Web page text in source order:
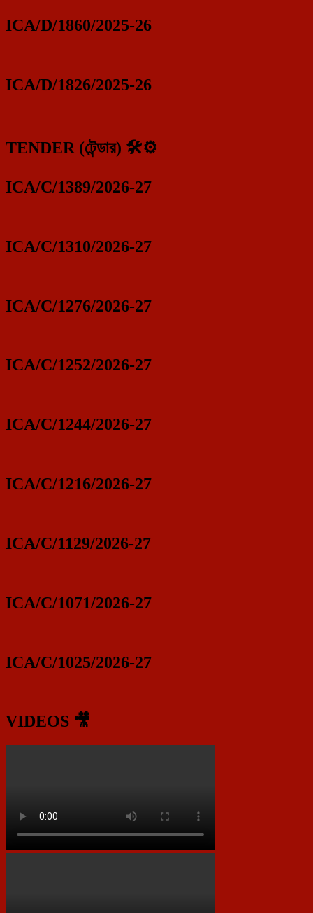
ICA/D/1860/2025-26
ICA/D/1826/2025-26
TENDER (টেন্ডার) 🛠️⚙️
ICA/C/1389/2026-27
ICA/C/1310/2026-27
ICA/C/1276/2026-27
ICA/C/1252/2026-27
ICA/C/1244/2026-27
ICA/C/1216/2026-27
ICA/C/1129/2026-27
ICA/C/1071/2026-27
ICA/C/1025/2026-27
VIDEOS 🎥